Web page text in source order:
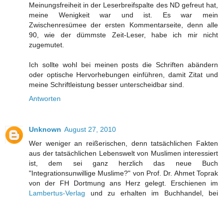
Meinungsfreiheit in der Leserbreifspalte des ND gefreut hat,
meine Wenigkeit war und ist. Es war mein
Zwischenresümee der ersten Kommentarseite, denn alle
90, wie der dümmste Zeit-Leser, habe ich mir nicht
zugemutet.
Ich sollte wohl bei meinen posts die Schriften abändern
oder optische Hervorhebungen einführen, damit Zitat und
meine Schriftleistung besser unterscheidbar sind.
Antworten
Unknown August 27, 2010
Wer weniger an reißerischen, denn tatsächlichen Fakten
aus der tatsächlichen Lebenswelt von Muslimen interessiert
ist, dem sei ganz herzlich das neue Buch
"Integrationsunwillige Muslime?" von Prof. Dr. Ahmet Toprak
von der FH Dortmung ans Herz gelegt. Erschienen im
Lambertus-Verlag und zu erhalten im Buchhandel, bei